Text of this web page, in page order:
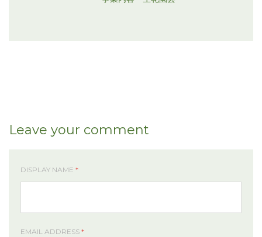
Leave your comment
DISPLAY NAME *
EMAIL ADDRESS *